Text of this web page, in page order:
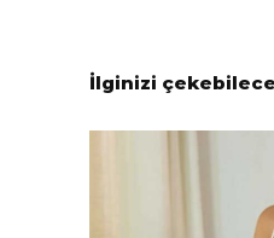
İlginizi